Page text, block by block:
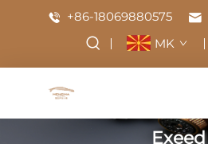
+86-18069880575
MK
Exeed